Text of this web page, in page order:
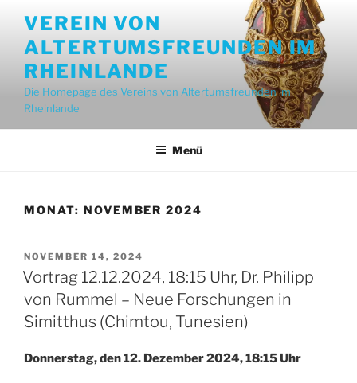
Inhalt
springen
VEREIN VON
ALTERTUMSFREUNDEN IM
RHEINLANDE
Die Homepage des Vereins von Altertumsfreunden im
Rheinlande
Menü
MONAT: NOVEMBER 2024
VERÖFFENTLICHT
AM
NOVEMBER 14, 2024
Vortrag 12.12.2024, 18:15 Uhr, Dr. Philipp
von Rummel – Neue Forschungen in
Simitthus (Chimtou, Tunesien)
Donnerstag, den 12. Dezember 2024, 18:15 Uhr